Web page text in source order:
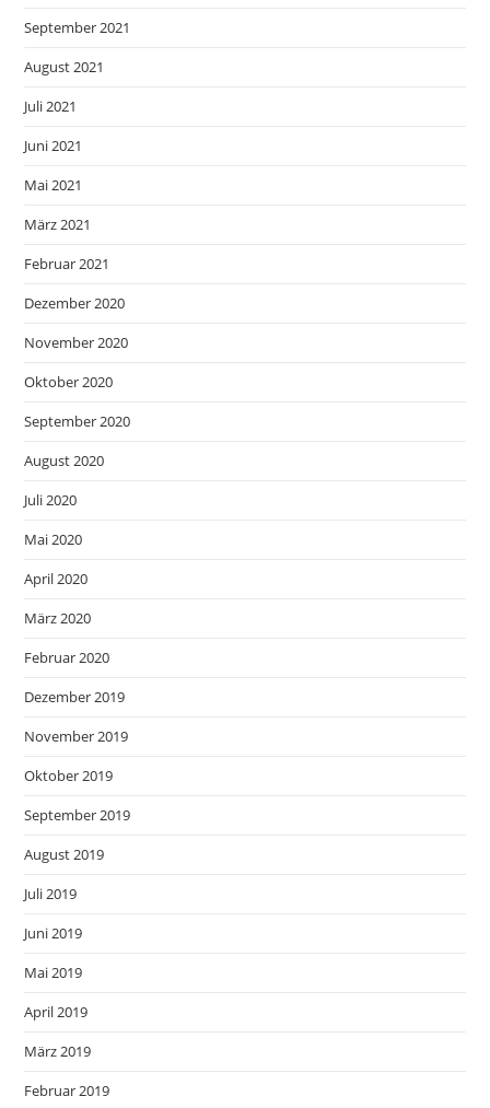
September 2021
August 2021
Juli 2021
Juni 2021
Mai 2021
März 2021
Februar 2021
Dezember 2020
November 2020
Oktober 2020
September 2020
August 2020
Juli 2020
Mai 2020
April 2020
März 2020
Februar 2020
Dezember 2019
November 2019
Oktober 2019
September 2019
August 2019
Juli 2019
Juni 2019
Mai 2019
April 2019
März 2019
Februar 2019